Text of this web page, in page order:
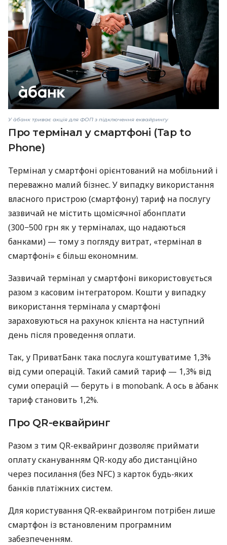
У àбанк триває акція для ФОП з підключення еквайрингу
Про термінал у смартфоні (Tap to
Phone)
Термінал у смартфоні орієнтований на мобільний і
переважно малий бізнес. У випадку використання
власного пристрою (смартфону) тариф на послугу
зазвичай не містить щомісячної абонплати
(300−500 грн як у терміналах, що надаються
банками) — тому з погляду витрат, «термінал в
смартфоні» є більш економним.
Зазвичай термінал у смартфоні використовується
разом з касовим інтегратором. Кошти у випадку
використання термінала у смартфоні
зараховуються на рахунок клієнта на наступний
день після проведення оплати.
Так, у ПриватБанк така послуга коштуватиме 1,3%
від суми операцій. Такий самий тариф — 1,3% від
суми операцій — беруть і в monobank. А ось в àбанк
тариф становить 1,2%.
Про QR-еквайринг
Разом з тим QR-еквайринг дозволяє приймати
оплату скануванням QR-коду або дистанційно
через посилання (без NFC) з карток будь-яких
банків платіжних систем.
Для користування QR-еквайрингом потрібен лише
смартфон із встановленим програмним
забезпеченням.